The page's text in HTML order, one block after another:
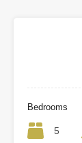
Bedrooms
5